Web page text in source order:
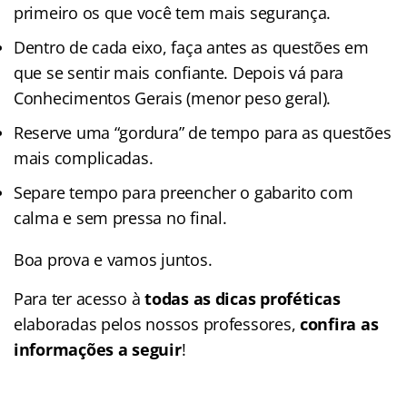
primeiro os que você tem mais segurança.
Dentro de cada eixo, faça antes as questões em
que se sentir mais confiante. Depois vá para
Conhecimentos Gerais (menor peso geral).
Reserve uma “gordura” de tempo para as questões
mais complicadas.
Separe tempo para preencher o gabarito com
calma e sem pressa no final.
Boa prova e vamos juntos.
Para ter acesso àtodas as dicas proféticas
elaboradas pelos nossos professores,confira as
informações a seguir!